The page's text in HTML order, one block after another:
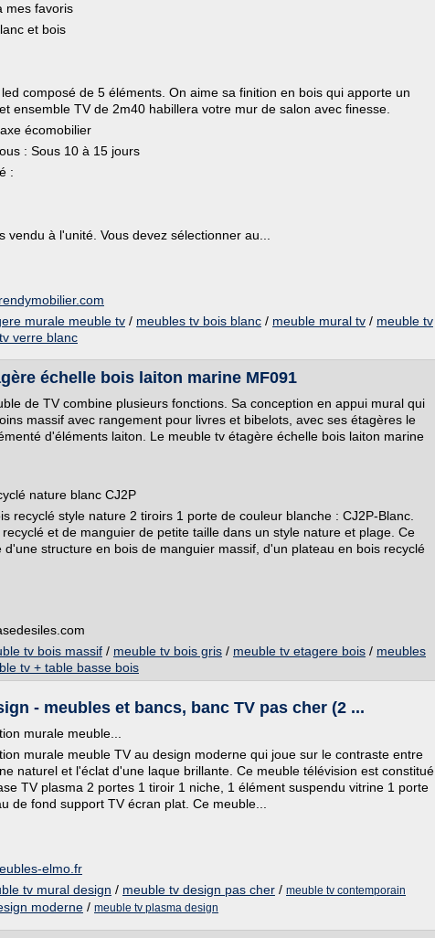
mes favoris
et bois
composé de 5 éléments. On aime sa finition en bois qui apporte un
ensemble TV de 2m40 habillera votre mur de salon avec finesse.
écomobilier
: Sous 10 à 15 jours
:
vendu à l'unité. Vous devez sélectionner au...
murale meuble tv / meubles tv bois blanc / meuble mural tv / meuble tv
verre blanc
échelle bois laiton marine MF091
de TV combine plusieurs fonctions. Sa conception en appui mural qui
massif avec rangement pour livres et bibelots, avec ses étagères le
d'éléments laiton. Le meuble tv étagère échelle bois laiton marine
nature blanc CJ2P
recyclé style nature 2 tiroirs 1 porte de couleur blanche : CJ2P-Blanc.
et de manguier de petite taille dans un style nature et plage. Ce
d'une structure en bois de manguier massif, d'un plateau en bois recyclé
tv bois massif / meuble tv bois gris / meuble tv etagere bois / meubles
tv + table basse bois
- meubles et bancs, banc TV pas cher (2 ...
murale meuble...
murale meuble TV au design moderne qui joue sur le contraste entre
naturel et l'éclat d'une laque brillante. Ce meuble télévision est constitué
TV plasma 2 portes 1 tiroir 1 niche, 1 élément suspendu vitrine 1 porte
de fond support TV écran plat. Ce meuble...
elmo.fr
tv mural design / meuble tv design pas cher / meuble tv contemporain
moderne / meuble tv plasma design